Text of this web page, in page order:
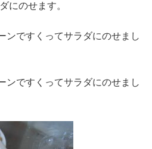
にのせます。
ンですくってサラダにのせまし
ンですくってサラダにのせまし